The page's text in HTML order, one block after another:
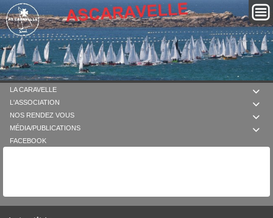

LA CARAVELLE

L'ASSOCIATION

NOS RENDEZ VOUS

MÉDIA/PUBLICATIONS
FACEBOOK